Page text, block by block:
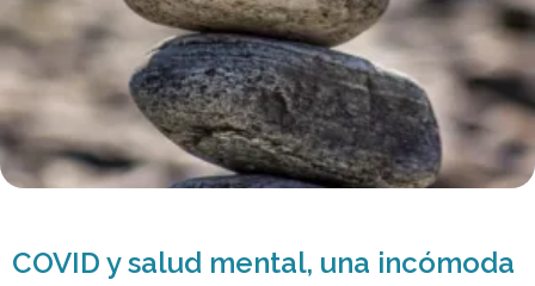
COVID y salud mental, una incómoda